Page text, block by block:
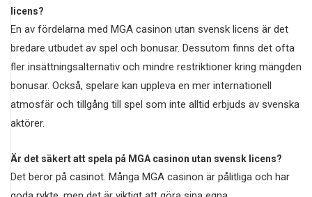
licens?
En av fördelarna med MGA casinon utan svensk licens är det
bredare utbudet av spel och bonusar. Dessutom finns det ofta
fler insättningsalternativ och mindre restriktioner kring mängden
bonusar. Också, spelare kan uppleva en mer internationell
atmosfär och tillgång till spel som inte alltid erbjuds av svenska
aktörer.
Är det säkert att spela på MGA casinon utan svensk licens?
Det beror på casinot. Många MGA casinon är pålitliga och har